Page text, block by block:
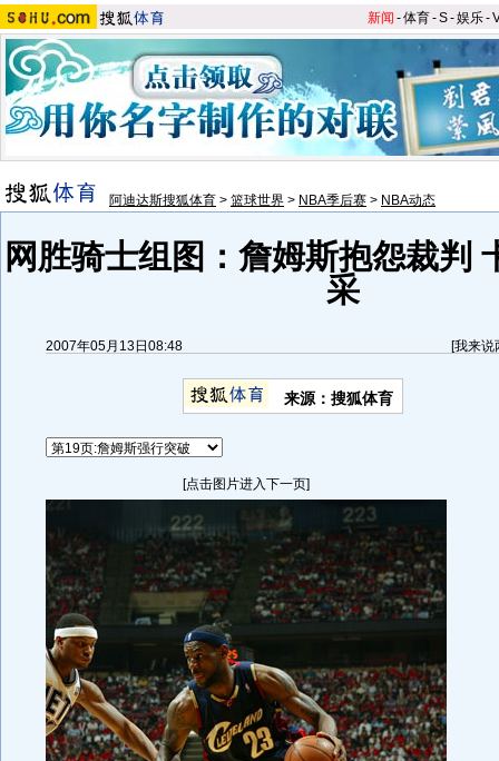
新闻 -体育-S-娱乐-
阿迪达斯搜狐体育 > 篮球世界 > NBA季后赛 > NBA动态
网胜骑士组图：詹姆斯抱怨裁判
采
2007年05月13日08:48 [我来说
来源：搜狐体育
[点击图片进入下一页]